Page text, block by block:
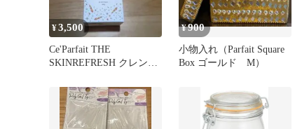
¥3,500
Ce'Parfait THE
SKINREFRESH クレンジ
¥900
小物入れ（Parfait Square
Box ゴールド M）